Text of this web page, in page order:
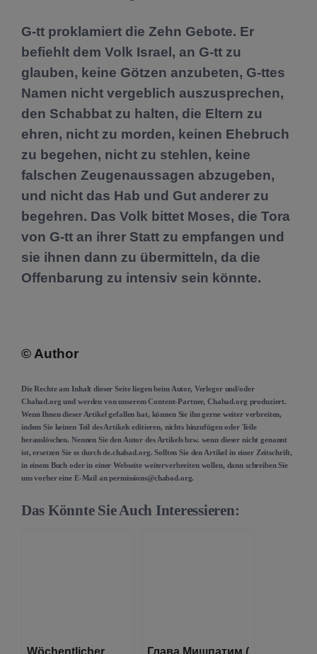
G-tt proklamiert die Zehn Gebote. Er
befiehlt dem Volk Israel, an G-tt zu
glauben, keine Götzen anzubeten, G-ttes
Namen nicht vergeblich auszusprechen,
den Schabbat zu halten, die Eltern zu
ehren, nicht zu morden, keinen Ehebruch
zu begehen, nicht zu stehlen, keine
falschen Zeugenaussagen abzugeben,
und nicht das Hab und Gut anderer zu
begehren. Das Volk bittet Moses, die Tora
von G-tt an ihrer Statt zu empfangen und
sie ihnen dann zu übermitteln, da die
Offenbarung zu intensiv sein könnte.
© Author
Die Rechte am Inhalt dieser Seite liegen beim Autor, Verleger und/oder
Chabad.org und werden von unserem Content-Partner, Chabad.org produziert.
Wenn Ihnen dieser Artikel gefallen hat, können Sie ihn gerne weiter verbreiten,
indem Sie keinen Teil des Artikels editieren, nichts hinzufügen oder Teile
herauslöschen. Nennen Sie den Autor des Artikels bzw. wenn dieser nicht genannt
ist, ersetzen Sie es durch de.chabad.org. Sollten Sie den Artikel in einer Zeitschrift,
in einem Buch oder in einer Webseite weiterverbreiten wollen, dann schreiben Sie
uns vorher eine E-Mail an permissions@chabad.org.
Das Könnte Sie Auch Interessieren:
Wöchentlicher Глава Мишпатим (